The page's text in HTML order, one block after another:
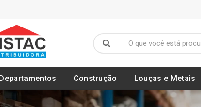
Departamentos Construção Louças e Metais